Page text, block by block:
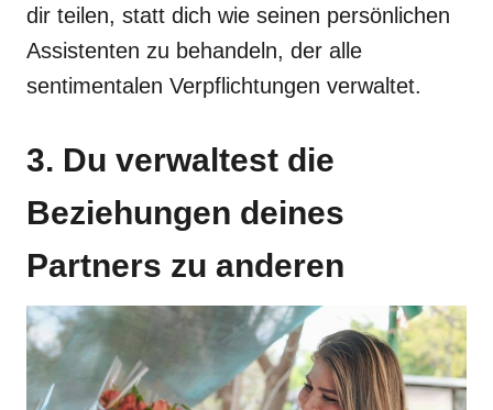
dir teilen, statt dich wie seinen persönlichen
Assistenten zu behandeln, der alle
sentimentalen Verpflichtungen verwaltet.
3. Du verwaltest die
Beziehungen deines
Partners zu anderen